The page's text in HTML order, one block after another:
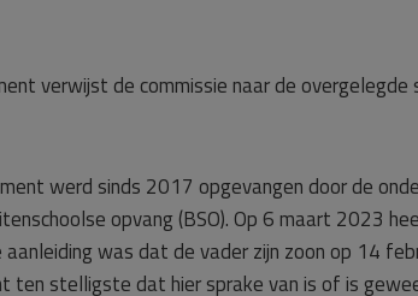
verwijst de commissie naar de
werd sinds 2017 opgevangen door de
opvang (BSO). Op 6 maart 2023
aanleiding was dat de vader zijn zoon op 14
ten stelligste dat hier sprake van is of is